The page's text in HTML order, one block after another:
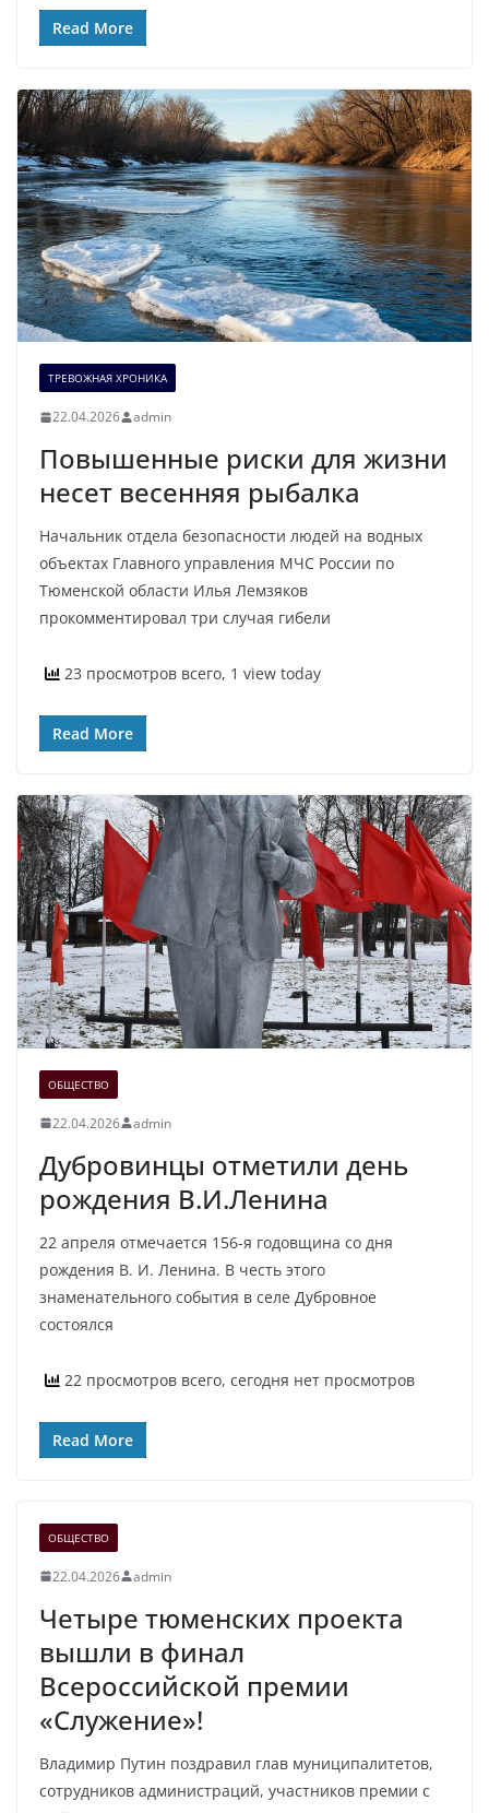
Read More
ТРЕВОЖНАЯ ХРОНИКА
22.04.2026 admin
Повышенные риски для жизни
несет весенняя рыбалка
Начальник отдела безопасности людей на водных
объектах Главного управления МЧС России по
Тюменской области Илья Лемзяков
прокомментировал три случая гибели
23 просмотров всего, 1 view today
Read More
ОБЩЕСТВО
22.04.2026 admin
Дубровинцы отметили день
рождения В.И.Ленина
22 апреля отмечается 156-я годовщина со дня
рождения В. И. Ленина. В честь этого
знаменательного события в селе Дубровное
состоялся
22 просмотров всего, сегодня нет просмотров
Read More
ОБЩЕСТВО
22.04.2026 admin
Четыре тюменских проекта
вышли в финал
Всероссийской премии
«Служение»!
Владимир Путин поздравил глав муниципалитетов,
сотрудников администраций, участников премии с